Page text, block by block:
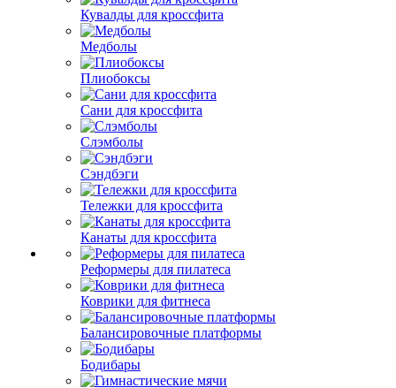
Кувалды для кроссфита
Медболы
Плиобоксы
Сани для кроссфита
Слэмболы
Сэндбэги
Тележки для кроссфита
Канаты для кроссфита
Реформеры для пилатеса
Коврики для фитнеса
Балансировочные платформы
Бодибары